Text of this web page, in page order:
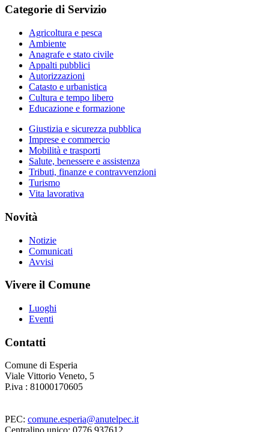
Categorie di Servizio
Agricoltura e pesca
Ambiente
Anagrafe e stato civile
Appalti pubblici
Autorizzazioni
Catasto e urbanistica
Cultura e tempo libero
Educazione e formazione
Giustizia e sicurezza pubblica
Imprese e commercio
Mobilità e trasporti
Salute, benessere e assistenza
Tributi, finanze e contravvenzioni
Turismo
Vita lavorativa
Novità
Notizie
Comunicati
Avvisi
Vivere il Comune
Luoghi
Eventi
Contatti
Comune di Esperia
Viale Vittorio Veneto, 5
P.iva : 81000170605
PEC: comune.esperia@anutelpec.it